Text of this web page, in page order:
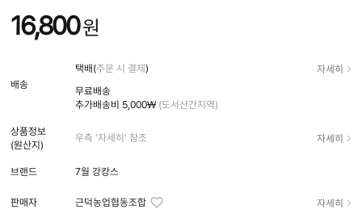
16,800원
배송
택배(주문 시 결제) 자세히
무료배송
추가배송비 5,000₩ (도서산간지역)
상품정보
(원산지)
우측 '자세히' 참조 자세히
브랜드 7월 강캉스
판매자 근덕농업협동조합 자세히